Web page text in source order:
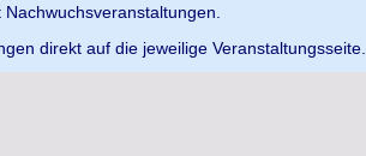
direkt auf die jeweilige Veranstaltungsseite.